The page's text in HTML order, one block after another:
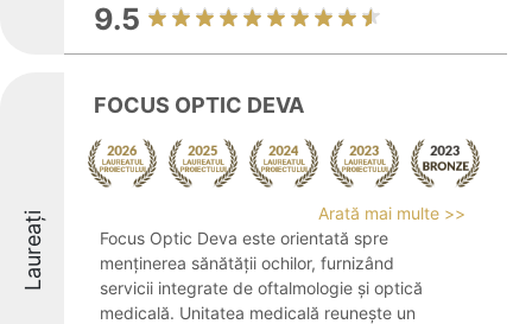
9.5
Laureați
FOCUS OPTIC DEVA
Arată mai multe >>
Focus Optic Deva este orientată spre
menținerea sănătății ochilor, furnizând
servicii integrate de oftalmologie și optică
medicală. Unitatea medicală reunește un